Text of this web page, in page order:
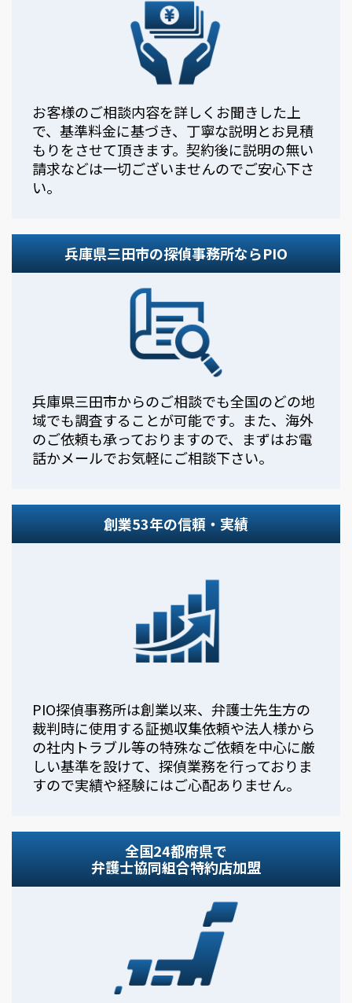
お客様のご相談内容を詳しくお聞きした上
で、基準料金に基づき、丁寧な説明とお見積
もりをさせて頂きます。契約後に説明の無い
請求などは一切ございませんのでご安心下さ
い。
兵庫県三田市の探偵事務所ならPIO
兵庫県三田市からのご相談でも全国のどの地
域でも調査することが可能です。また、海外
のご依頼も承っておりますので、まずはお電
話かメールでお気軽にご相談下さい。
創業53年の信頼・実績
PIO探偵事務所は創業以来、弁護士先生方の
裁判時に使用する証拠収集依頼や法人様から
の社内トラブル等の特殊なご依頼を中心に厳
しい基準を設けて、探偵業務を行っておりま
すので実績や経験にはご心配ありません。
全国24都府県で
弁護士協同組合特約店加盟